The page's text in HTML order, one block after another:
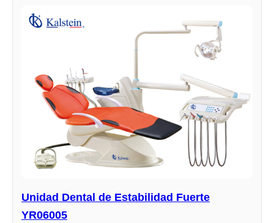
Unidad Dental de Estabilidad Fuerte
YR06005